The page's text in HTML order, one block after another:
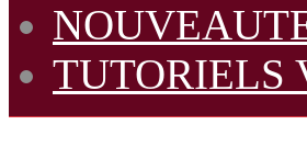
TUTORIELS